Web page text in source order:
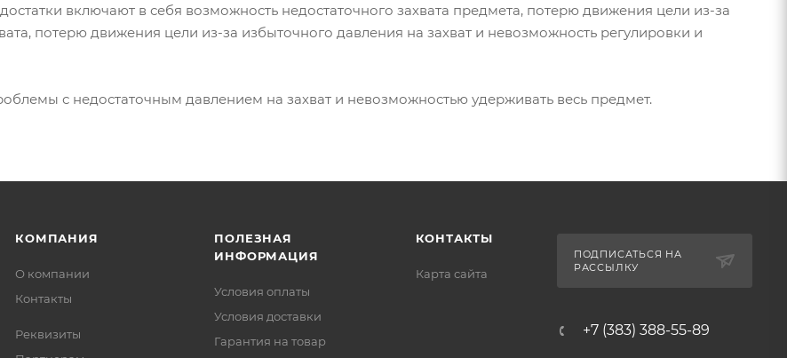
включают в себя возможность недостаточного захвата предмета, потерю движения цели из-за
потерю движения цели из-за избыточного давления на захват и невозможность регулировки и
с недостаточным давлением на захват и невозможностью удерживать весь предмет.
КОМПАНИЯ
О компании
Контакты
Реквизиты
ПОЛЕЗНАЯ
ИНФОРМАЦИЯ
Условия оплаты
Условия доставки
Гарантия на товар
КОНТАКТЫ
Карта сайта
ПОДПИСАТЬСЯ НА
РАССЫЛКУ
+7 (383) 388-55-89